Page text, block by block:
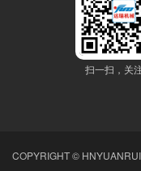
扫一扫，关
COPYRIGHT ©